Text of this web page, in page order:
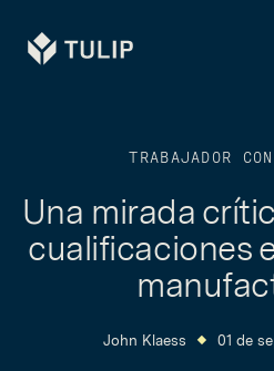
Tulip
TRABAJADOR
Una mirada
cualificaciones
John Klaess 01 de